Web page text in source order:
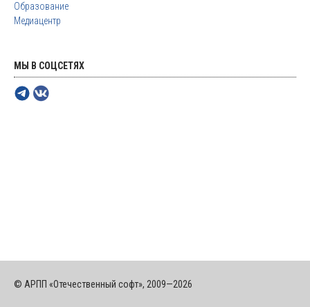
Образование
Медиацентр
МЫ В СОЦСЕТЯХ
© АРПП «Отечественный софт», 2009—2026